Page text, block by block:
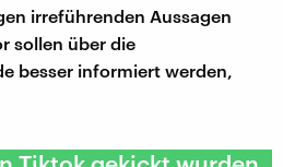
irreführenden Aussagen
sollen über die
besser informiert werden,